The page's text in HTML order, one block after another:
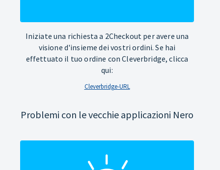
Iniziate una richiesta a 2Checkout per avere una
visione d'insieme dei vostri ordini. Se hai
effettuato il tuo ordine con Cleverbridge, clicca
qui:
Cleverbridge-URL
Problemi con le vecchie applicazioni Nero